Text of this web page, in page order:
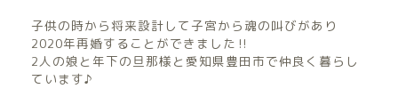
子供の時から将来設計して子宮から魂の叫びがあり
2020年再婚することができました‼︎
2人の娘と年下の旦那様と愛知県豊田市で仲良く暮らし
ています♪